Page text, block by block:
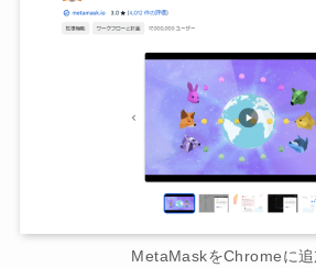
MetaMaskをChromeに追